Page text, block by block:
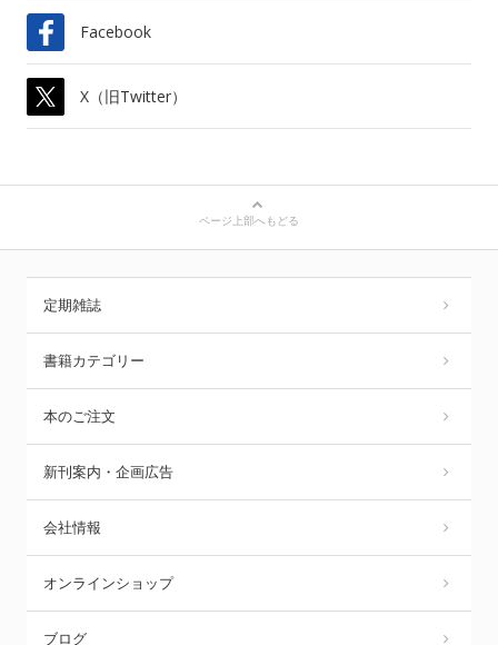
Facebook
X（旧Twitter）
ページ上部へもどる
定期雑誌
書籍カテゴリー
本のご注文
新刊案内・企画広告
会社情報
オンラインショップ
ブログ